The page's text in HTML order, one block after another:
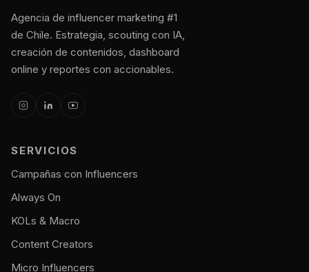
Agencia de influencer marketing #1
de Chile. Estrategia, scouting con IA,
creación de contenidos, dashboard
online y reportes con accionables.
SERVICIOS
Campañas con Influencers
Always On
KOLs & Macro
Content Creators
Micro Influencers